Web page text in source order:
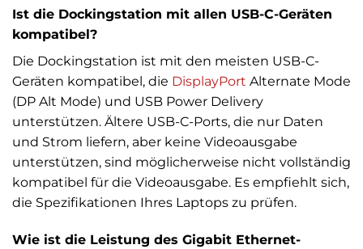
Ist die Dockingstation mit allen USB-C-Geräten
kompatibel?
Die Dockingstation ist mit den meisten USB-C-
Geräten kompatibel, die DisplayPort Alternate Mode
(DP Alt Mode) und USB Power Delivery
unterstützen. Ältere USB-C-Ports, die nur Daten
und Strom liefern, aber keine Videoausgabe
unterstützen, sind möglicherweise nicht vollständig
kompatibel für die Videoausgabe. Es empfiehlt sich,
die Spezifikationen Ihres Laptops zu prüfen.
Wie ist die Leistung des Gigabit Ethernet-